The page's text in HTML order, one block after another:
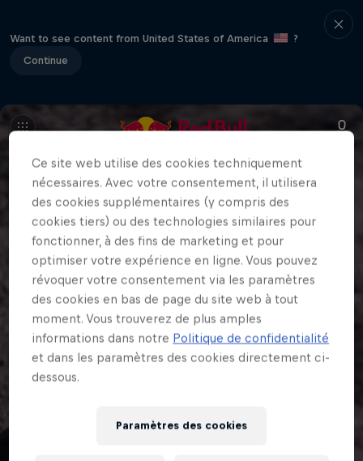
Want to see content from United States of America
?
Continue
Ce site web utilise des cookies techniquement
nécessaires. Avec votre consentement, il utilisera
des cookies supplémentaires (y compris des
cookies tiers) ou des technologies similaires pour
fonctionner, à des fins de marketing et pour
optimiser votre expérience en ligne. Vous pouvez
révoquer votre consentement via les paramètres
des cookies en bas de page du site web à tout
moment. Vous trouverez de plus amples
informations dans notre Politique de confidentialité
et dans les paramètres des cookies directement ci-
dessous.
Paramètres des cookies